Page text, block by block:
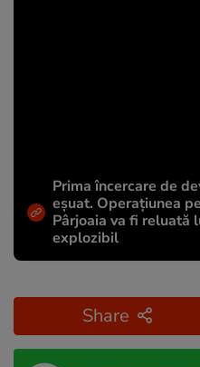
Prima încercare de
eșuat. Operațiunea
Pârjoaia va fi reluată
explozibil
Share